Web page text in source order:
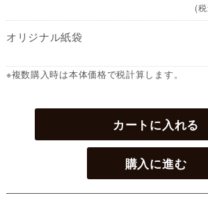
(
オリジナル紙袋
※複数購入時は本体価格で税計算します。
カートに入れる
購入に進む